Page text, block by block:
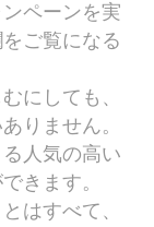
ペーンを実
ご覧になる
にしても、
りません。
人気の高い
きます。
はすべて、